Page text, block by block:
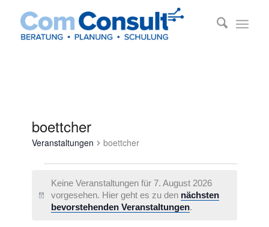
boettcher
Veranstaltungen boettcher
für
Hinweis
Keine Veranstaltungen für 7. August 2026
vorgesehen. Hier geht es zu den nächsten
bevorstehenden Veranstaltungen.